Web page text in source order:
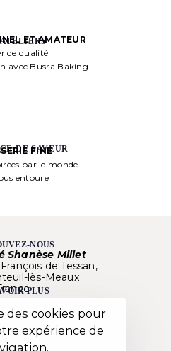
ET AMATEUR
de qualité
avec Busra Baking
DE SAVEUR
FINE
par le monde
entoure
NOUS
Shanèse Millet
de Tessan,
lès-Meaux
PLUS
d’aide ?
Ateliers
UTILES
des cookies pour
expérience de